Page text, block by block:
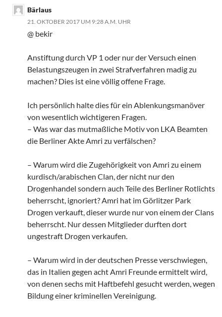
Bärlaus
21. OKTOBER 2017 UM 9:28 A.M. UHR
@ bekir
Anstiftung durch VP 1 oder nur der Versuch einen
Belastungszeugen in zwei Strafverfahren madig zu
machen? Dies ist eine völlig offene Frage.
Ich persönlich halte dies für ein Ablenkungsmanöver
von wesentlich wichtigeren Fragen.
– Was war das mutmaßliche Motiv von LKA Beamten
die Berliner Akte Amri zu verfälschen?
– Warum wird die Zugehörigkeit von Amri zu einem
kurdisch/arabischen Clan, der nicht nur den
Drogenhandel sondern auch Teile des Berliner Rotlichts
beherrscht, ignoriert? Amri hat im Görlitzer Park
Drogen verkauft, dieser wurde nur von einem der Clans
beherrscht. Nur dessen Mitglieder durften dort
ungestraft Drogen verkaufen.
– Warum wird in der deutschen Presse verschwiegen,
das in Italien gegen acht Amri Freunde ermittelt wird,
von denen sechs mit Haftbefehl gesucht werden, wegen
Bildung einer kriminellen Vereinigung.